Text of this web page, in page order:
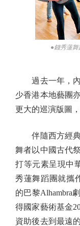
●錢秀蓮
過去一年，內
少香港本地藝團
更大的巡演版圖
伴隨西方經典
舞者以中國古代
打等元素呈現中
秀蓮舞蹈團就攜
的巴黎Alhambra
得國家藝術基金
資助後去到最遠